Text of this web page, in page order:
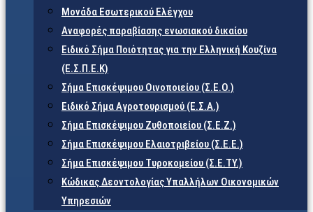
Μονάδα Εσωτερικού Ελέγχου
Αναφορές παραβίασης ενωσιακού δικαίου
Ειδικό Σήμα Ποιότητας για την Ελληνική Κουζίνα
(Ε.Σ.Π.Ε.Κ)
Σήμα Επισκέψιμου Οινοποιείου (Σ.Ε.Ο.)
Ειδικό Σήμα Αγροτουρισμού (Ε.Σ.Α.)
Σήμα Επισκέψιμου Ζυθοποιείου (Σ.Ε.Ζ.)
Σήμα Επισκέψιμου Ελαιοτριβείου (Σ.Ε.Ε.)
Σήμα Επισκέψιμου Τυροκομείου (Σ.Ε.TY.)
Κώδικας Δεοντολογίας Υπαλλήλων Οικονομικών
Υπηρεσιών